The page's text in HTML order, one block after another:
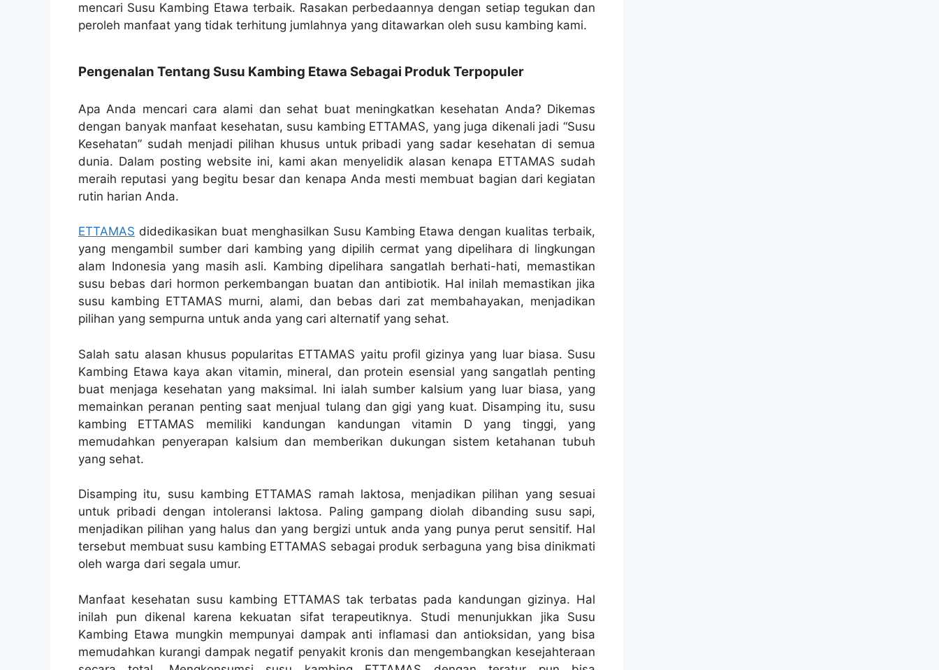
mencari Susu Kambing Etawa terbaik. Rasakan perbedaannya dengan setiap tegukan dan
peroleh manfaat yang tidak terhitung jumlahnya yang ditawarkan oleh susu kambing kami.
Pengenalan Tentang Susu Kambing Etawa Sebagai Produk Terpopuler
Apa Anda mencari cara alami dan sehat buat meningkatkan kesehatan Anda? Dikemas
dengan banyak manfaat kesehatan, susu kambing ETTAMAS, yang juga dikenali jadi “Susu
Kesehatan” sudah menjadi pilihan khusus untuk pribadi yang sadar kesehatan di semua
dunia. Dalam posting website ini, kami akan menyelidik alasan kenapa ETTAMAS sudah
meraih reputasi yang begitu besar dan kenapa Anda mesti membuat bagian dari kegiatan
rutin harian Anda.
ETTAMAS didedikasikan buat menghasilkan Susu Kambing Etawa dengan kualitas terbaik,
yang mengambil sumber dari kambing yang dipilih cermat yang dipelihara di lingkungan
alam Indonesia yang masih asli. Kambing dipelihara sangatlah berhati-hati, memastikan
susu bebas dari hormon perkembangan buatan dan antibiotik. Hal inilah memastikan jika
susu kambing ETTAMAS murni, alami, dan bebas dari zat membahayakan, menjadikan
pilihan yang sempurna untuk anda yang cari alternatif yang sehat.
Salah satu alasan khusus popularitas ETTAMAS yaitu profil gizinya yang luar biasa. Susu
Kambing Etawa kaya akan vitamin, mineral, dan protein esensial yang sangatlah penting
buat menjaga kesehatan yang maksimal. Ini ialah sumber kalsium yang luar biasa, yang
memainkan peranan penting saat menjual tulang dan gigi yang kuat. Disamping itu, susu
kambing ETTAMAS memiliki kandungan kandungan vitamin D yang tinggi, yang
memudahkan penyerapan kalsium dan memberikan dukungan sistem ketahanan tubuh
yang sehat.
Disamping itu, susu kambing ETTAMAS ramah laktosa, menjadikan pilihan yang sesuai
untuk pribadi dengan intoleransi laktosa. Paling gampang diolah dibanding susu sapi,
menjadikan pilihan yang halus dan yang bergizi untuk anda yang punya perut sensitif. Hal
tersebut membuat susu kambing ETTAMAS sebagai produk serbaguna yang bisa dinikmati
oleh warga dari segala umur.
Manfaat kesehatan susu kambing ETTAMAS tak terbatas pada kandungan gizinya. Hal
inilah pun dikenal karena kekuatan sifat terapeutiknya. Studi menunjukkan jika Susu
Kambing Etawa mungkin mempunyai dampak anti inflamasi dan antioksidan, yang bisa
memudahkan kurangi dampak negatif penyakit kronis dan mengembangkan kesejahteraan